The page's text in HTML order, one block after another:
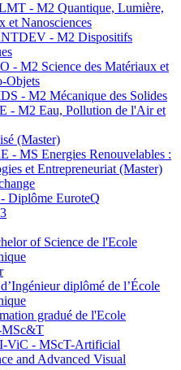
- M2 Quantique, Lumière,
et Nanosciences
- M2 Dispositifs
- M2 Science des Matériaux et
Objets
- M2 Mécanique des Solides
- M2 Eau, Pollution de l'Air et
(Master)
- MS Energies Renouvelables :
et Entrepreneuriat (Master)
Diplôme EuroteQ
of Science de l'Ecole
diplômé de l’École
gradué de l'Ecole
MSc&T
ViC - MScT-Artificial
and Advanced Visual